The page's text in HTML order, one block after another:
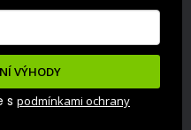
VÝHODY
s podmínkami ochrany